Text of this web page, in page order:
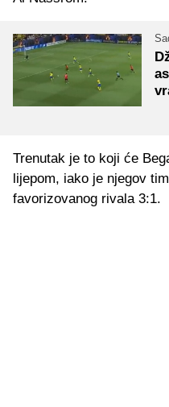
Trenutak je to koji će
lijepom, iako je njegov
favorizovanog rivala 3:1.